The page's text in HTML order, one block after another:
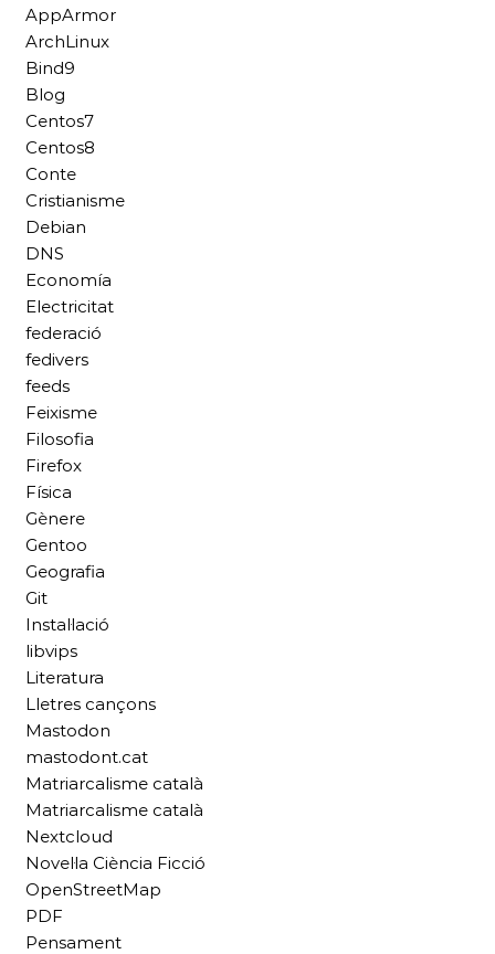
AppArmor
ArchLinux
Bind9
Blog
Centos7
Centos8
Conte
Cristianisme
Debian
DNS
Economía
Electricitat
federació
fedivers
feeds
Feixisme
Filosofia
Firefox
Física
Gènere
Gentoo
Geografia
Git
Instal·lació
libvips
Literatura
Lletres cançons
Mastodon
mastodont.cat
Matriarcalisme català
Matriarcalisme català
Nextcloud
Novel·la Ciència Ficció
OpenStreetMap
PDF
Pensament